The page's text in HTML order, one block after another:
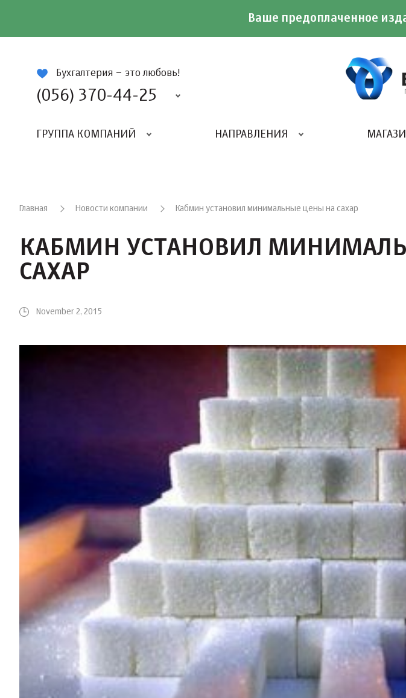
Ваше предоплаченное
Бухгалтерия – это любовь!
(056) 370-44-25
ГРУППА КОМПАНИЙ НАПРАВЛЕНИЯ
Главная Новости компании Кабмин установил минимальные цены на сахар
КАБМИН УСТАНОВИЛ
САХАР
November 2, 2015